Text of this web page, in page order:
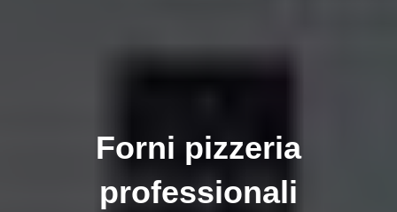
Forni pizzeria
professionali